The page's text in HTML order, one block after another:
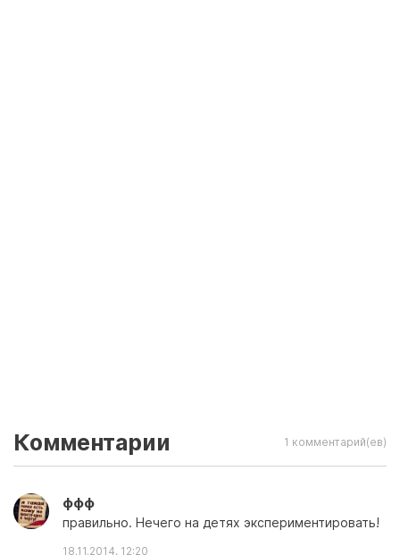
Комментарии 1 комментарий(ев)
ффф
правильно. Нечего на детях экспериментировать!
18.11.2014, 12:20